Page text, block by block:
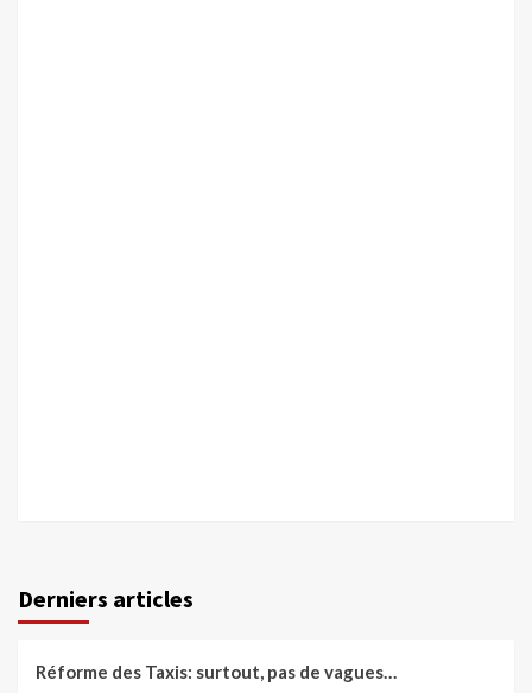
Derniers articles
Réforme des Taxis: surtout, pas de vagues…